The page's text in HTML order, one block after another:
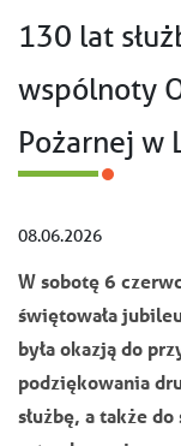
130 lat
wspólnoty
Pożarnej w
08.06.2026
W sobotę 6
świętowała
była okazją do
podziękowania
służbę, a także